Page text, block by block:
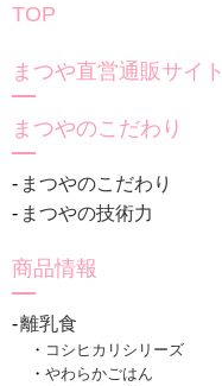
TOP
まつや直営通販サイト
まつやのこだわり
まつやのこだわり
まつやの技術力
商品情報
離乳食
コシヒカリシリーズ
やわらかごはん